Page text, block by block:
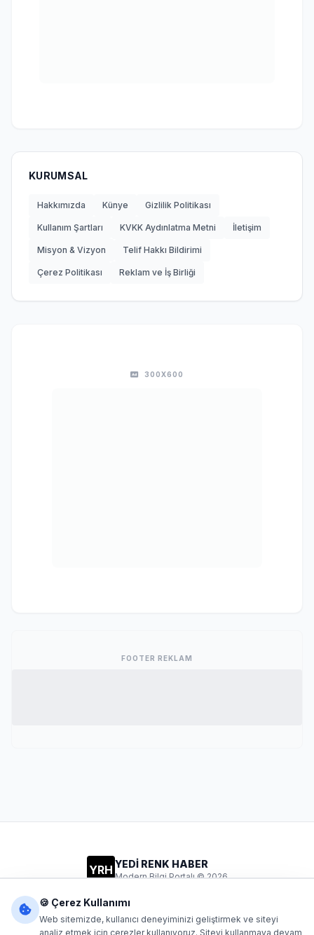
KURUMSAL
Hakkımızda Künye Gizlilik Politikası
Kullanım Şartları KVKK Aydınlatma Metni İletişim
Misyon & Vizyon Telif Hakkı Bildirimi
Çerez Politikası Reklam ve İş Birliği
300X600
FOOTER REKLAM
YRH YEDİ RENK HABER
Modern Bilgi Portalı © 2026
🍪 Çerez Kullanımı
Web sitemizde, kullanıcı deneyiminizi geliştirmek ve siteyi
analiz etmek için çerezler kullanıyoruz. Siteyi kullanmaya devam